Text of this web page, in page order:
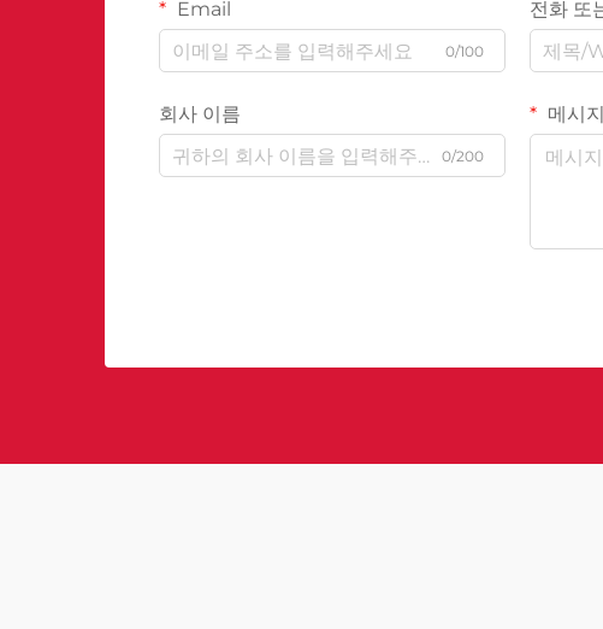
Email
0/100
전화
회사 이름
0/200
메시지